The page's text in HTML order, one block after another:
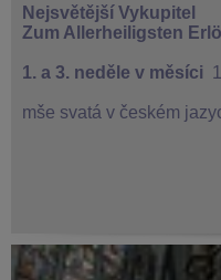
Nejsvětější Vykupitel
Zum Allerheiligsten
1. a 3. neděle v měsíci
mše svatá v českém